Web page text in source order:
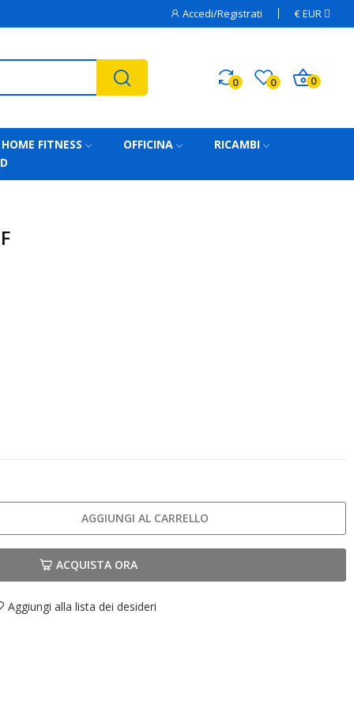
Accedi/Registrati €EUR
0 0 0
HOME FITNESS OFFICINA
RICAMBI
AGGIUNGI AL CARRELLO
ACQUISTA ORA
Aggiungi alla lista dei desideri